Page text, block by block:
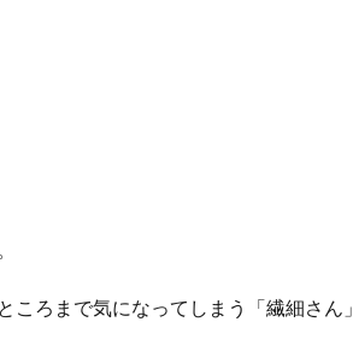
ろまで気になってしまう「繊細さん」